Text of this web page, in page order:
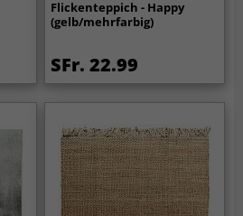
Flickenteppich - Happy
(gelb/mehrfarbig)
SFr. 22.99